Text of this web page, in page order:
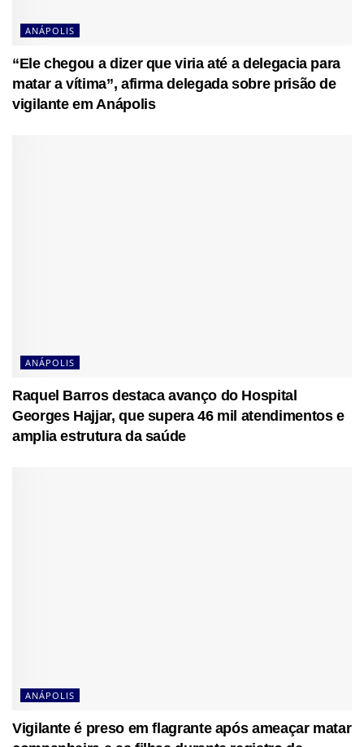
ANÁPOLIS
“Ele chegou a dizer que viria até a delegacia para
matar a vítima”, afirma delegada sobre prisão de
vigilante em Anápolis
ANÁPOLIS
Raquel Barros destaca avanço do Hospital
Georges Hajjar, que supera 46 mil atendimentos e
amplia estrutura da saúde
ANÁPOLIS
Vigilante é preso em flagrante após ameaçar matar